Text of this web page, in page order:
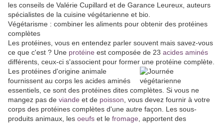
les conseils de Valérie Cupillard et de Garance Leureux, auteurs
spécialistes de la cuisine végétarienne et bio.
Végétarisme : combiner les aliments pour obtenir des protéines
complètes
Les protéines, vous en entendez parler souvent mais savez-vous
ce que c'est ? Une protéine est composée de 23 acides aminés
différents, ceux-ci s'associent pour former une protéine complète.
Les protéines d'origine animale
fournissent au corps les acides aminés
essentiels, ce sont des protéines dites complètes. Si vous ne
mangez pas de viande et de poisson , vous devez fournir à votre
corps des protéines complètes d'une autre façon. Les sous-
produits animaux, les oeufs et le fromage , apportent des